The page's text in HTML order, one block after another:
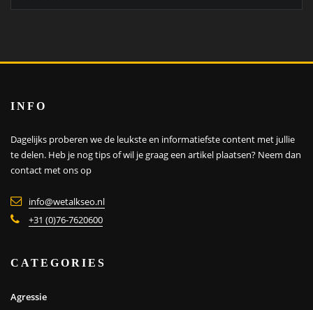
INFO
Dagelijks proberen we de leukste en informatiefste content met jullie
te delen. Heb je nog tips of wil je graag een artikel plaatsen? Neem dan
contact met ons op
info@wetalkseo.nl
+31 (0)76-7620600
CATEGORIES
Agressie